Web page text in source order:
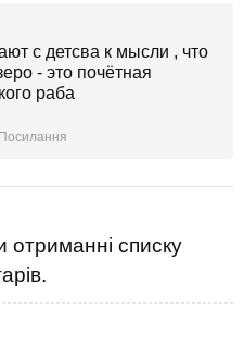
с детсва к мысли , что
- это почётная
раба
Посилання
списку